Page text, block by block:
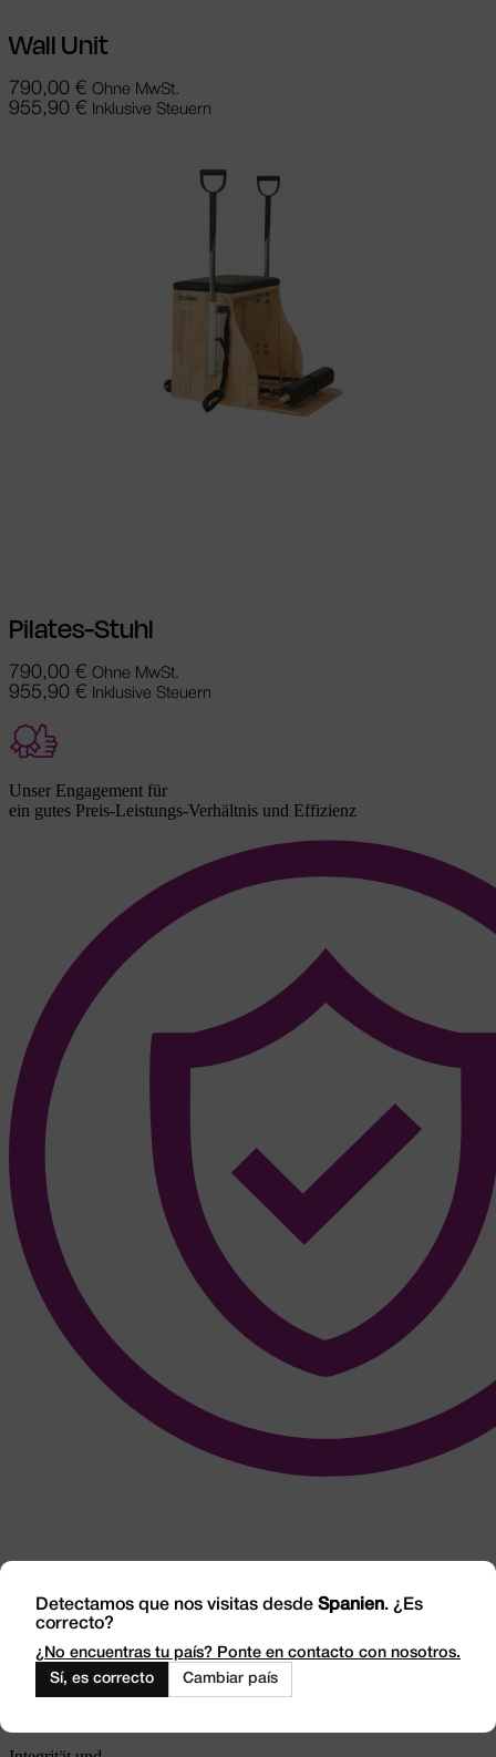
Wall Unit
790,00 € Ohne MwSt.
955,90 € Inklusive Steuern
Pilates-Stuhl
790,00 € Ohne MwSt.
955,90 € Inklusive Steuern
Unser Engagement für
ein gutes Preis-Leistungs-Verhältnis und Effizienz
Detectamos que nos visitas desde Spanien. ¿Es
correcto?
¿No encuentras tu país? Ponte en contacto con nosotros.
Sí, es correcto
Cambiar país